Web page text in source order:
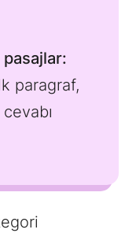
pasajlar:
paragraf,